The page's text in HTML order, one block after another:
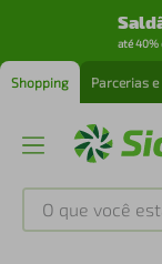
até 40%
Shopping Parcerias
O que você está